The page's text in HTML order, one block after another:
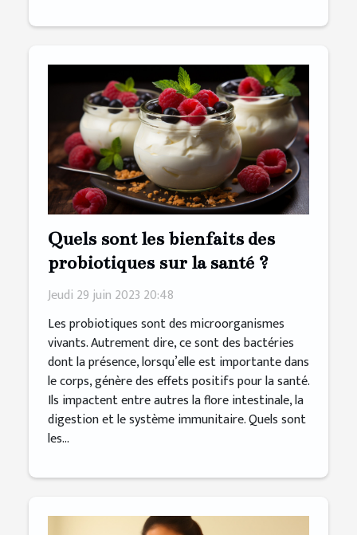
Quels sont les bienfaits des
probiotiques sur la santé ?
Jeudi 29 juin 2023 20:48
Les probiotiques sont des microorganismes
vivants. Autrement dire, ce sont des bactéries
dont la présence, lorsqu’elle est importante dans
le corps, génère des effets positifs pour la santé.
Ils impactent entre autres la flore intestinale, la
digestion et le système immunitaire. Quels sont
les...